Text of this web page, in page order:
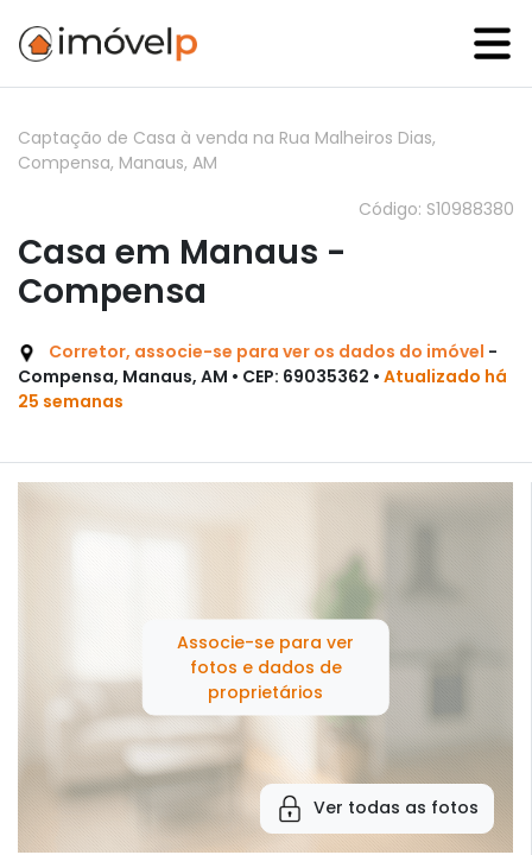
Captação de Casa à venda na Rua Malheiros Dias,
Compensa, Manaus, AM
Código: S10988380
Casa em Manaus -
Compensa
Corretor, associe-se para ver os dados do imóvel -
Compensa, Manaus, AM • CEP: 69035362 • Atualizado há
25 semanas
Associe-se para ver
fotos e dados de
proprietários
Ver todas as fotos